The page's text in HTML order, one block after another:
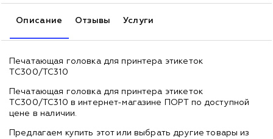
Описание Отзывы Услуги
Печатающая головка для принтера этикеток
TС300/TC310
Печатающая головка для принтера этикеток
TС300/TC310 в интернет-магазине ПОРТ по доступной
цене в наличии.
Предлагаем купить этот или выбрать другие товары из